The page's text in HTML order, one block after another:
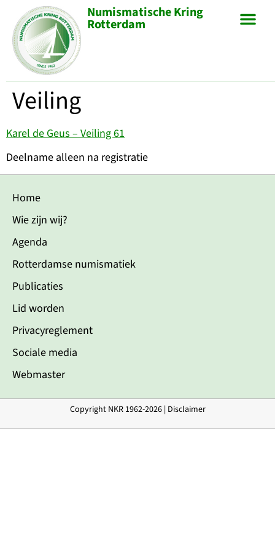
Numismatische Kring
Rotterdam
Veiling
Karel de Geus – Veiling 61
Deelname alleen na registratie
Home
Wie zijn wij?
Agenda
Rotterdamse numismatiek
Publicaties
Lid worden
Privacyreglement
Sociale media
Webmaster
Copyright NKR 1962-2026 | Disclaimer